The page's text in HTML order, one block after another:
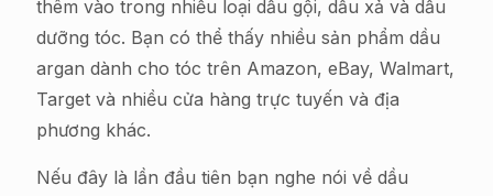
thêm vào trong nhiều loại dầu gội, dầu xả và dầu
dưỡng tóc. Bạn có thể thấy nhiều sản phẩm dầu
argan dành cho tóc trên Amazon, eBay, Walmart,
Target và nhiều cửa hàng trực tuyến và địa
phương khác.
Nếu đây là lần đầu tiên bạn nghe nói về dầu